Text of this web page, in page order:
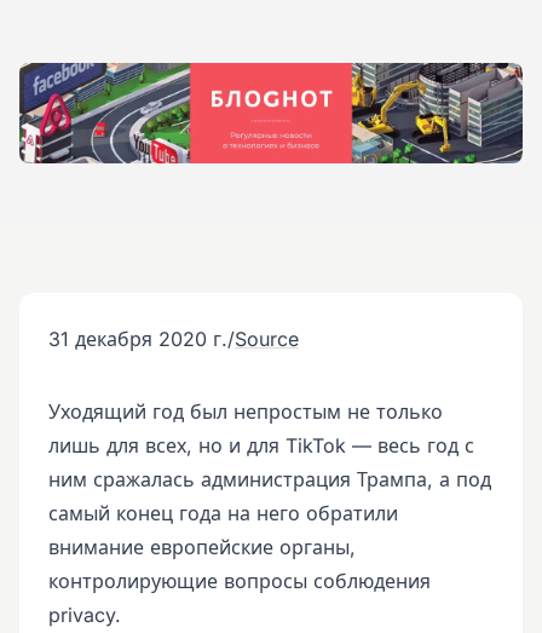
31 декабря 2020 г./Source
Уходящий год был непростым не только
лишь для всех, но и для TikTok — весь год с
ним сражалась администрация Трампа, а под
самый конец года на него обратили
внимание европейские органы,
контролирующие вопросы соблюдения
privacy.